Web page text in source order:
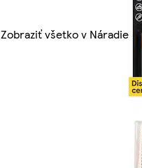
Zobraziť všetko v Náradie